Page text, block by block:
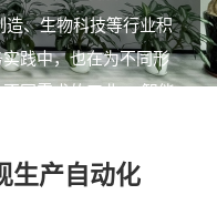
造、生物科技等行业积
践中，也在为不同形
同需求的工业4.0智能
生产自动化